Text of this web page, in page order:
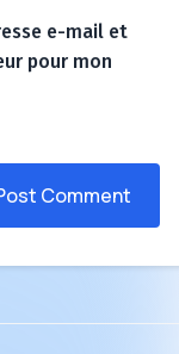
e-mail et
pour mon
Comment